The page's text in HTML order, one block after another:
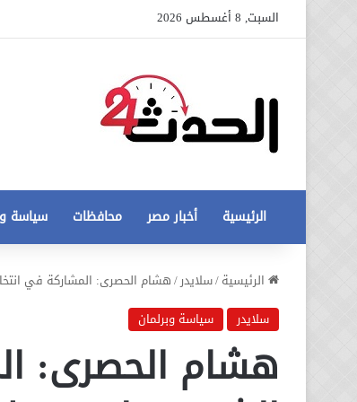
السبت, 8 أغسطس 2026
الرئيسية أخبار مصر محافظات سياسة
الرئيسية/سلايدر/هشام الحصرى: المشاركة في
سلايدر
سياسة وبرلمان
هشام الحصرى:
عاجل
جديدة
في
أزمة
مخالفات
12 أغسطس، 2020
عاجل تطورات جديدة